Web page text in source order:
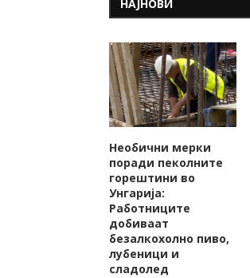
НАЈНОВИ
Необични мерки
поради пеколните
горештини во
Унгарија:
Работниците
добиваат
безалкохолно пиво,
лубеници и
сладолед